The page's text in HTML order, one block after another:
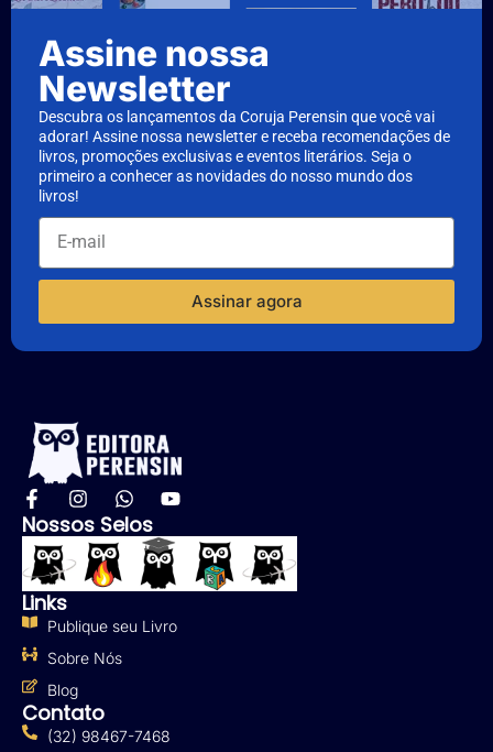
Assine nossa
Newsletter
Descubra os lançamentos da Coruja Perensin que você vai
adorar! Assine nossa newsletter e receba recomendações de
livros, promoções exclusivas e eventos literários. Seja o
primeiro a conhecer as novidades do nosso mundo dos
livros!
Assinar agora
Nossos Selos
Links
Publique seu Livro
Sobre Nós
Blog
Contato
(32) 98467-7468